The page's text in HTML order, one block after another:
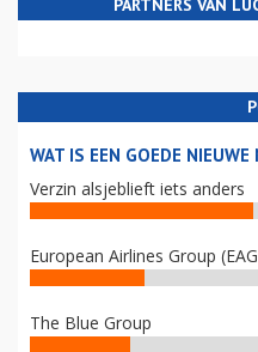
PARTNERS VAN
WAT IS EEN GOEDE
Verzin alsjeblieft iets anders
European Airlines Group
The Blue Group